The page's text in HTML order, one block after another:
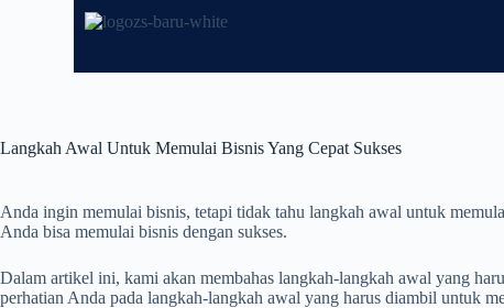
Langkah Awal Untuk Memulai Bisnis Yang Cepat Sukses
Anda ingin memulai bisnis, tetapi tidak tahu langkah awal untuk
Anda bisa memulai bisnis dengan sukses.
Dalam artikel ini, kami akan membahas langkah-langkah awal yang
perhatian Anda pada langkah-langkah awal yang harus diambil untuk